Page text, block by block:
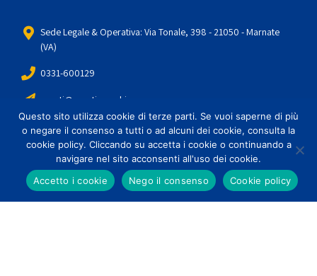
Sede Legale & Operativa: Via Tonale, 398 - 21050 - Marnate
(VA)
0331-600129
casati@casatimacchine.com
Menu
Home
Questo sito utilizza cookie di terze parti. Se vuoi saperne di più
o negare il consenso a tutti o ad alcuni dei cookie, consulta la
cookie policy. Cliccando su accetta i cookie o continuando a
navigare nel sito acconsenti all'uso dei cookie.
Accetto i cookie
Nego il consenso Cookie policy